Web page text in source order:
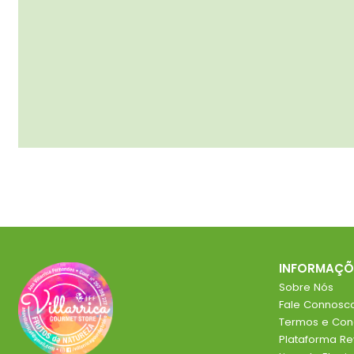
Sobre Nós
Fale
Termos e
Plataforma